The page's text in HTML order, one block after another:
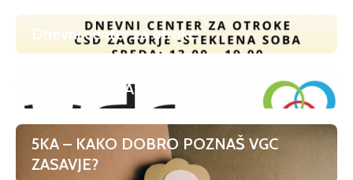
Dnevni center za otroke
VDC SKOZI ČAS
5KA – KAKO DOBRO POZNAŠ VGC
ZASAVJE?